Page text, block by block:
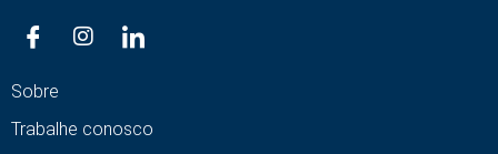
Sobre
Trabalhe conosco